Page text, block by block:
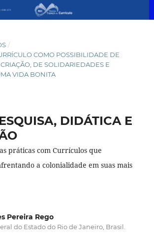
/
COMO POSSIBILIDADE DE
DE SOLIDARIEDADES E
VIDA BONITA
DIDÁTICA E
práticas com Currículos que
a colonialidade em suas mais
Pereira Rego
do Estado do Rio de Janeiro, Brasil.